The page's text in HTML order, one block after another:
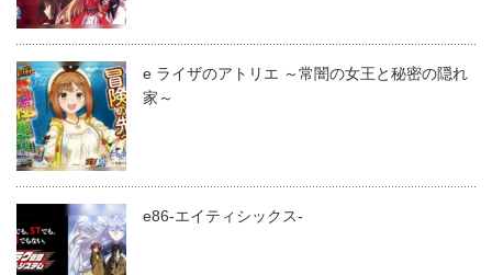
e ライザのアトリエ ～常闇の女王と秘密の隠れ
家～
e86-エイティシックス-